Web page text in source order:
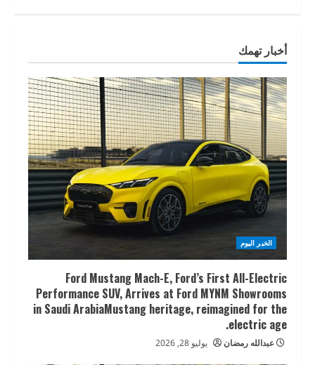
أخبار تهمك
الخبر اليوم
Ford Mustang Mach-E, Ford’s First All-Electric
Performance SUV, Arrives at Ford MYNM Showrooms
in Saudi ArabiaMustang heritage, reimagined for the
electric age.
عبدالله رمضان يوليو 28, 2026